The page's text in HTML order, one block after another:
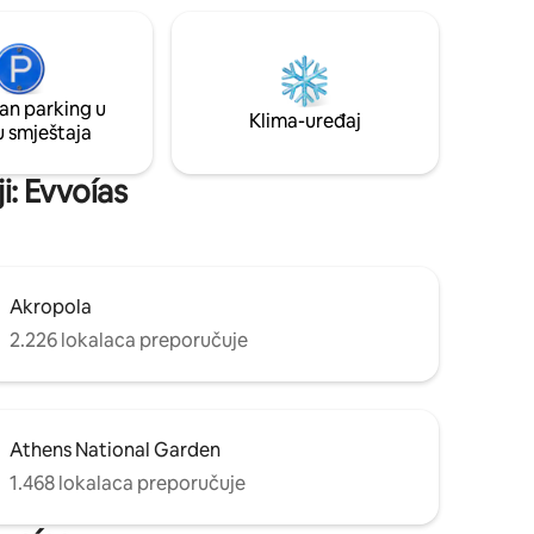
i
parking u
smještaja
Klima-uređaj
Evvoías
Akropola
2.226 lokalaca preporučuje
Athens National Garden
1.468 lokalaca preporučuje